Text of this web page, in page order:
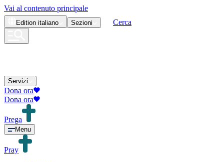
Vai al contenuto principale
Edition italiano Sezioni Cerca
Servizi
Dona ora
Dona ora
Prega
Menu
Pray